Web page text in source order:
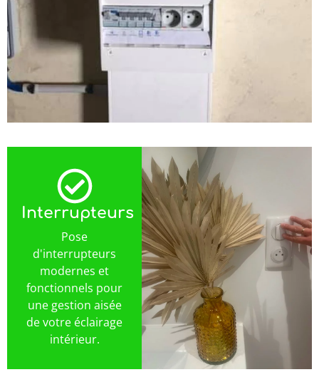
Interrupteurs
Pose
d'interrupteurs
modernes et
fonctionnels pour
une gestion aisée
de votre éclairage
intérieur.